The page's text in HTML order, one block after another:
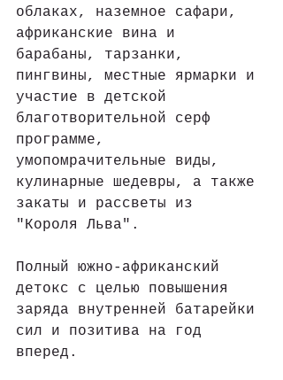
облаках, наземное сафари,
африканские вина и
барабаны, тарзанки,
пингвины, местные ярмарки и
участие в детской
благотворительной серф
программе,
умопомрачительные виды,
кулинарные шедевры, а также
закаты и рассветы из
"Короля Льва".
Полный южно-африканский
детокс с целью повышения
заряда внутренней батарейки
сил и позитива на год
вперед.